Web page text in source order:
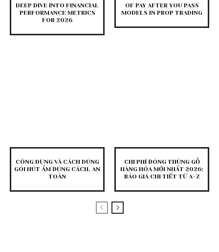
DEEP DIVE INTO FINANCIAL
PERFORMANCE METRICS
FOR 2026
OF PAY AFTER YOU PASS
MODELS IN PROP TRADING
CÔNG DỤNG VÀ CÁCH DÙNG
GÓI HÚT ẨM ĐÚNG CÁCH, AN
TOÀN
CHI PHÍ ĐÓNG THÙNG GỖ
HÀNG HÓA MỚI NHẤT 2026:
BÁO GIÁ CHI TIẾT TỪ A–Z